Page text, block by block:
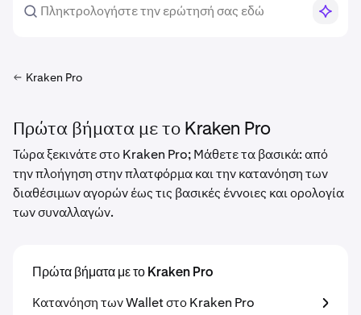
Kraken Pro
Πρώτα βήματα με το Kraken Pro
Τώρα ξεκινάτε στο Kraken Pro; Μάθετε τα βασικά: από
την πλοήγηση στην πλατφόρμα και την κατανόηση των
διαθέσιμων αγορών έως τις βασικές έννοιες και ορολογία
των συναλλαγών.
Πρώτα βήματα με το Kraken Pro
Κατανόηση των Wallet στο Kraken Pro